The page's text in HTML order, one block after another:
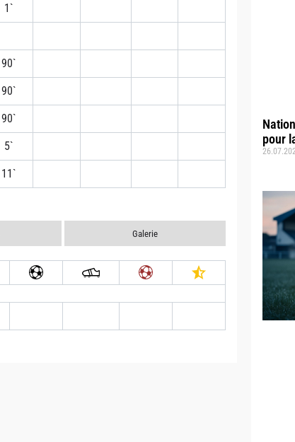
pour
1`
90`
90`
90`
5`
11`
Galerie